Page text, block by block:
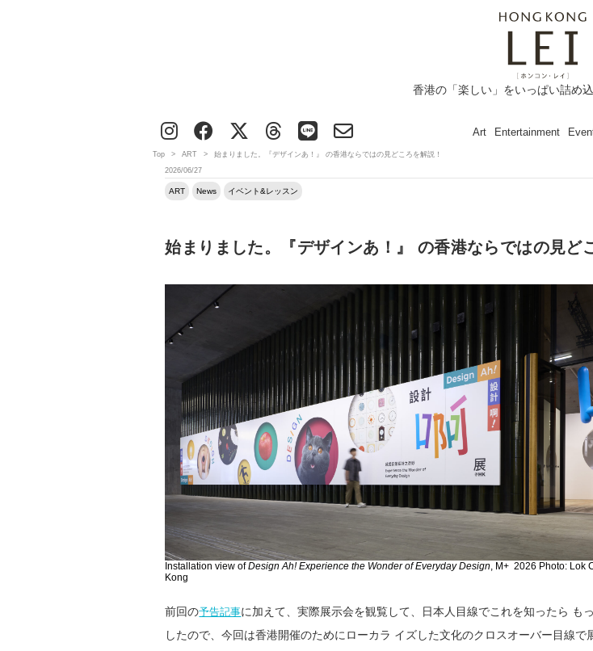
香港の「楽しい」をいっぱい詰め
Art Entertainment
Top > ART >
始まりました。『デザインあ！』 の香港ならではの見どころを解説！
2026/06/27
ART News イベント&レッスン
始まりました。『デザインあ！』 の香港ならではの見ど
Installation view ofDesign Ah! Experience the Wonder of Everyday Design, M+ 2026 Photo: Lok
Kong
前回の予告記事に加えて、実際展示会を観覧して、日本人目線でこれを知ったら も
したので、今回は香港開催のためにローカラ イズした文化のクロスオーバー目線